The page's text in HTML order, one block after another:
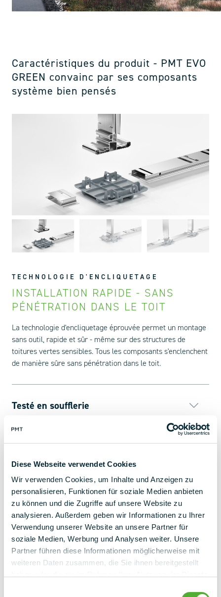
Diese Webseite verwendet Cookies
Wir verwenden Cookies, um Inhalte und Anzeigen zu
personalisieren, Funktionen für soziale Medien anbieten
zu können und die Zugriffe auf unsere Website zu
analysieren. Außerdem geben wir Informationen zu Ihrer
Verwendung unserer Website an unsere Partner für
soziale Medien, Werbung und Analysen weiter. Unsere
Partner führen diese Informationen möglicherweise mit
weiteren Daten zusammen, die Sie ihnen bereitgestellt
Caractéristiques du produit - PMT EVO
GREEN convainc par ses composants
système bien pensés
TECHNOLOGIE D'ENCLIQUETAGE
INSTALLATION RAPIDE - SANS
PÉNÉTRATION DANS LE TOIT
La technologie d'encliquetage éprouvée permet un montage
sans outil, rapide et sûr - même sur des structures de
toitures vertes sensibles. Tous les composants s'enclenchent
de manière sûre sans pénétration dans le toit.
Testé en soufflerie
Qualité certifiée
Chaîne d'approvisionnement durable
Des allées de maintenance flexibles